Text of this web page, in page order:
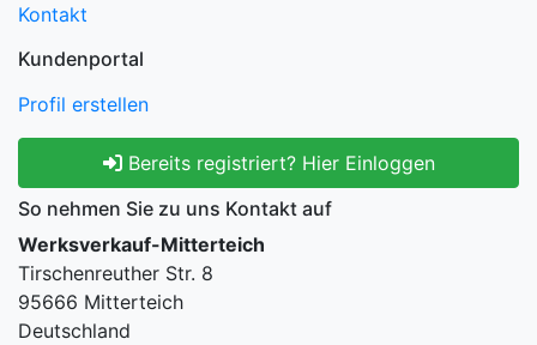
Kontakt
Kundenportal
Profil erstellen
Bereits registriert? Hier Einloggen
So nehmen Sie zu uns Kontakt auf
Werksverkauf-Mitterteich
Tirschenreuther Str. 8
95666 Mitterteich
Deutschland